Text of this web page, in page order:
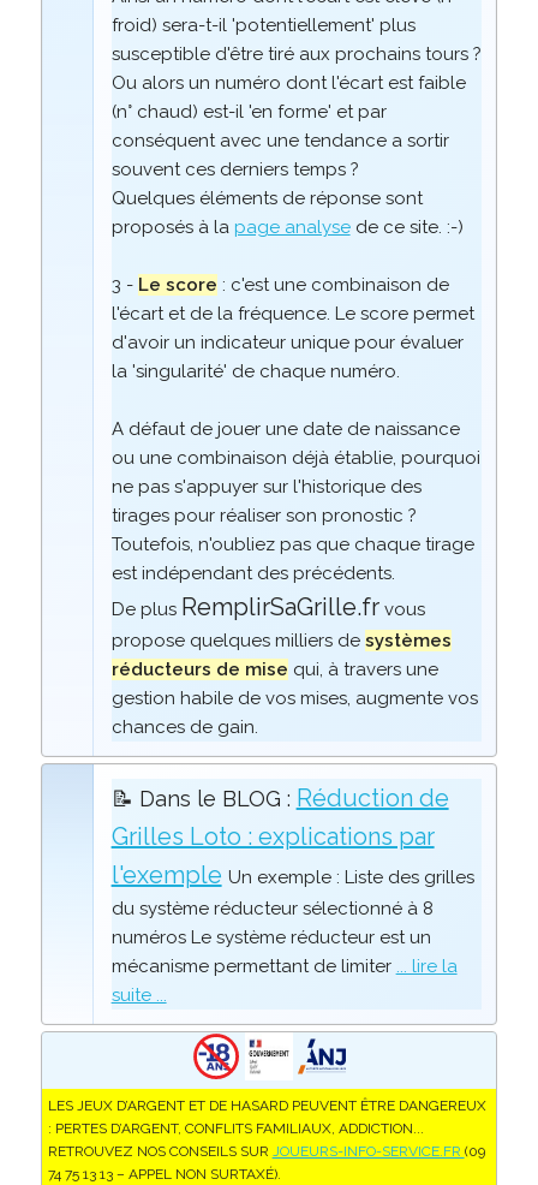
froid) sera-t-il 'potentiellement' plus
susceptible d'être tiré aux prochains tours ?
Ou alors un numéro dont l'écart est faible
(n° chaud) est-il 'en forme' et par
conséquent avec une tendance a sortir
souvent ces derniers temps ?
Quelques éléments de réponse sont
proposés à la page analysede ce site. :-)
3 - Le score : c'est une combinaison de
l'écart et de la fréquence. Le score permet
d'avoir un indicateur unique pour évaluer
la 'singularité' de chaque numéro.
A défaut de jouer une date de naissance
ou une combinaison déjà établie, pourquoi
ne pas s'appuyer sur l'historique des
tirages pour réaliser son pronostic ?
Toutefois, n'oubliez pas que chaque tirage
est indépendant des précédents.
De plus RemplirSaGrille.frvous
propose quelques milliers de systèmes
réducteurs de mise qui, à travers une
gestion habile de vos mises, augmente vos
chances de gain.
📝 Dans le BLOG : Réduction de
Grilles Loto : explications par
l'exemple Un exemple : Liste des grilles
du système réducteur sélectionné à 8
numéros Le système réducteur est un
mécanisme permettant de limiter ... lire la
suite ...
LES JEUX D’ARGENT ET DE HASARD PEUVENT ÊTRE DANGEREUX
: PERTES D’ARGENT, CONFLITS FAMILIAUX, ADDICTION...
RETROUVEZ NOS CONSEILS SUR JOUEURS-INFO-SERVICE.FR (09
74 75 13 13 – APPEL NON SURTAXÉ).